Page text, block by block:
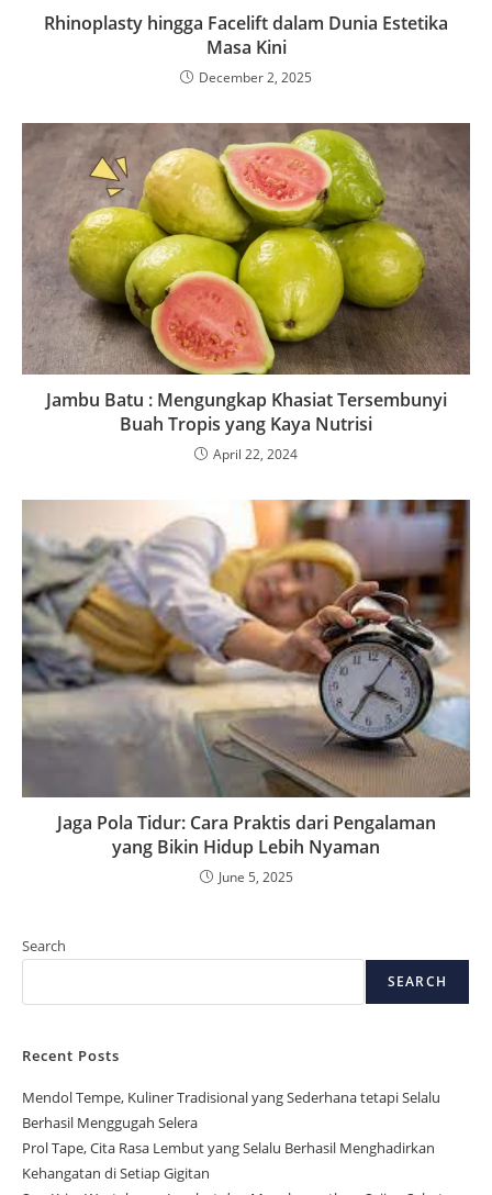
Rhinoplasty hingga Facelift dalam Dunia Estetika
Masa Kini
December 2, 2025
Jambu Batu : Mengungkap Khasiat Tersembunyi
Buah Tropis yang Kaya Nutrisi
April 22, 2024
Jaga Pola Tidur: Cara Praktis dari Pengalaman
yang Bikin Hidup Lebih Nyaman
June 5, 2025
Search
SEARCH
Recent Posts
Mendol Tempe, Kuliner Tradisional yang Sederhana tetapi Selalu
Berhasil Menggugah Selera
Prol Tape, Cita Rasa Lembut yang Selalu Berhasil Menghadirkan
Kehangatan di Setiap Gigitan